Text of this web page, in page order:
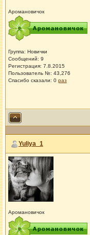
Аромановичок
Группа: Новички
Сообщений: 9
Регистрация: 7.8.2015
Пользователь №: 43,276
Спасибо сказали: 0 раз
Yuliya_1
Аромановичок